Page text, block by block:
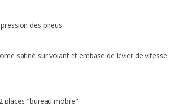
des pneus
satiné sur volant et embase de levier de vitesse
places "bureau mobile"